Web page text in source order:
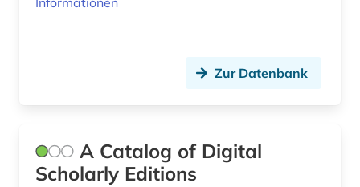
Zur Datenbank
A Catalog of Digital
Scholarly Editions